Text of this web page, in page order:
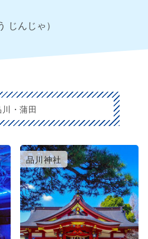
じんじゃ）
・蒲田
品川神社